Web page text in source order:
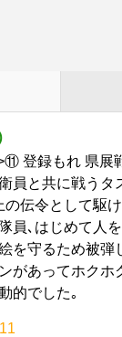
登録もれ 県展
員と共に戦うタ
の伝令として駆
員､はじめて人
を守るため被弾
があってホクホ
的でした｡